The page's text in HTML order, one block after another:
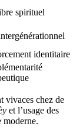
spirituel
identitaire
vivaces chez de
et l’usage des
moderne.